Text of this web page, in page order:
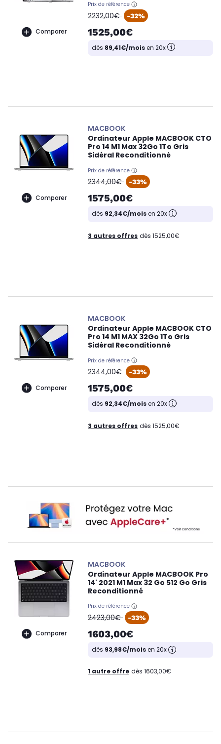
Comparer
Prix de référence
oldPrice
2232,00€ -32%
1525,00€
dès 89,41€/moisen 20x
Comparer
MACBOOK
Ordinateur Apple MACBOOK CTO
Pro 14 M1 Max 32Go 1To Gris
Sidéral Reconditionné
Prix de référence
oldPrice
2344,00€ -33%
1575,00€
dès 92,34€/moisen 20x
3 autres offres dès 1525,00€
Comparer
MACBOOK
Ordinateur Apple MACBOOK CTO
Pro 14 M1 MAX 32Go 1To Gris
Sidéral Reconditionné
Prix de référence
oldPrice
2344,00€ -33%
1575,00€
dès 92,34€/moisen 20x
3 autres offres dès 1525,00€
Comparer
MACBOOK
Ordinateur Apple MACBOOK Pro
14' 2021 M1 Max 32 Go 512 Go Gris
Reconditionné
Prix de référence
oldPrice
2423,00€ -33%
1603,00€
dès 93,98€/moisen 20x
1 autre offre dès 1603,00€